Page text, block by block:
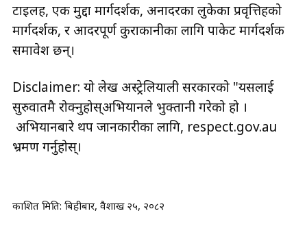
टाइलहरू, एक मुद्दा मार्गदर्शक, अनादरका लुकेका प्रवृत्तिहरूको
मार्गदर्शक, र आदरपूर्ण कुराकानीका लागि पाकेट मार्गदर्शक
समावेश छन्।
Disclaimer: यो लेख अस्ट्रेलियाली सरकारको "यसलाई
सुरुवातमै रोक्नुहोस्अभियानले भुक्तानी गरेको हो ।
अभियानबारे थप जानकारीका लागि, respect.gov.au
भ्रमण गर्नुहोस्।
प्रकाशित मिति: बिहीबार, वैशाख २५, २०८२